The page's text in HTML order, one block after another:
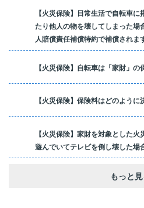
【火災保険】日常生活で自転車
たり他人の物を壊してしまった場
人賠償責任補償特約で補償されま
【火災保険】自転車は「家財」
【火災保険】保険料はどのように
【火災保険】家財を対象とした
遊んでいてテレビを倒し壊した場
もっと